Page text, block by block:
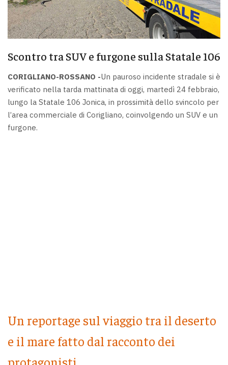
Scontro tra SUV e furgone sulla Statale 106
CORIGLIANO-ROSSANO -Un pauroso incidente stradale si è
verificato nella tarda mattinata di oggi, martedì 24 febbraio,
lungo la Statale 106 Jonica, in prossimità dello svincolo per
l’area commerciale di Corigliano, coinvolgendo un SUV e un
furgone.
Un reportage sul viaggio tra il deserto
e il mare fatto dal racconto dei
protagonisti